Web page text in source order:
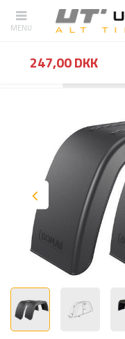
247,00 DKK